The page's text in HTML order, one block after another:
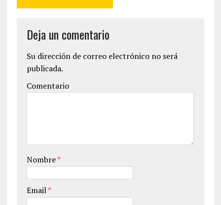
Deja un comentario
Su dirección de correo electrónico no será
publicada.
Comentario
Nombre*
Email*